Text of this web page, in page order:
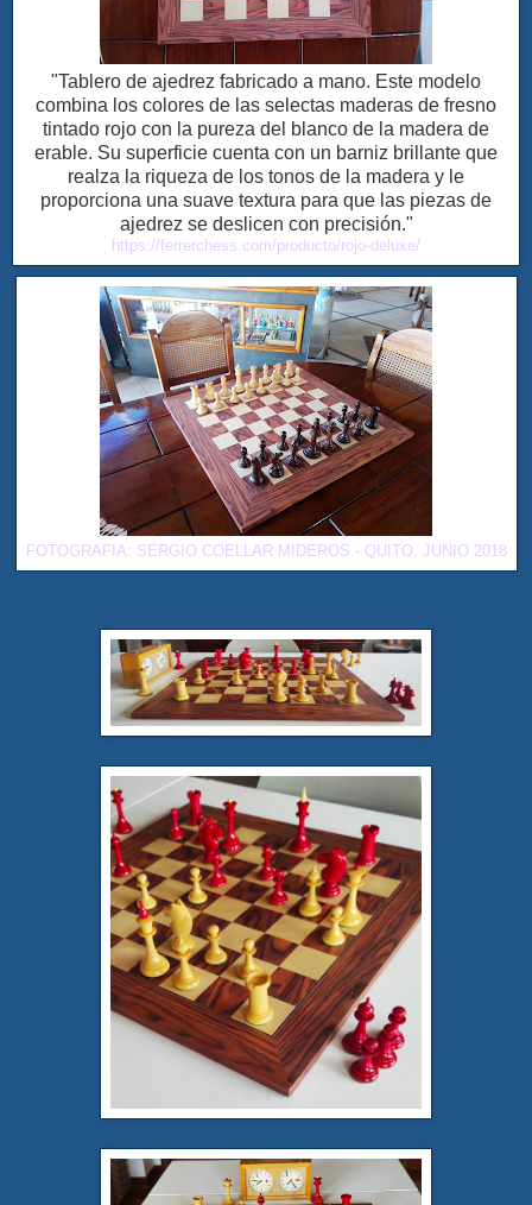
"Tablero de ajedrez fabricado a mano. Este modelo
combina los colores de las selectas maderas de fresno
tintado rojo con la pureza del blanco de la madera de
erable. Su superficie cuenta con un barniz brillante que
realza la riqueza de los tonos de la madera y le
proporciona una suave textura para que las piezas de
ajedrez se deslicen con precisión."
https://ferrerchess.com/producto/rojo-deluxe/
FOTOGRAFIA: SERGIO COELLAR MIDEROS - QUITO, JUNIO 2018